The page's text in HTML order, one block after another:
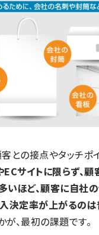
との接点やタッチポ
サイトに限らず、顧
いほど、顧客に自社
入決定率が上がるの
、最初の課題です。